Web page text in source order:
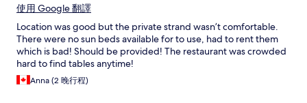
使用 Google 翻譯
Location was good but the private strand wasn’t comfortable.
There were no sun beds available for to use, had to rent them
which is bad! Should be provided! The restaurant was crowded
hard to find tables anytime!
Anna (2 晚行程)